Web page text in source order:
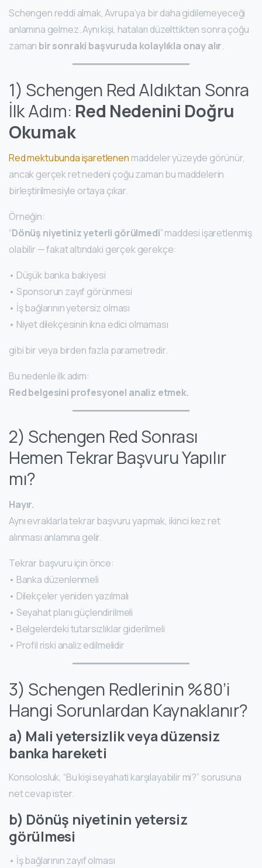
Schengen reddi almak, Avrupa’ya bir daha gidilemeyeceği
anlamına gelmez. Aynı kişi, hataları düzelttikten sonra çoğu
zaman bir sonraki başvuruda kolaylıkla onay alır.
1) Schengen Red Aldıktan Sonra
İlk Adım: Red Nedenini Doğru
Okumak
Red mektubunda işaretlenen maddeler yüzeyde görünür,
ancak gerçek ret nedeni çoğu zaman bu maddelerin
birleştirilmesiyle ortaya çıkar.
Örneğin:
“Dönüş niyetiniz yeterli görülmedi” maddesi işaretlenmiş
olabilir — fakat altındaki gerçek gerekçe:
• Düşük banka bakiyesi
• Sponsorun zayıf görünmesi
• İş bağlarının yetersiz olması
• Niyet dilekçesinin ikna edici olmaması
gibi bir veya birden fazla parametredir.
Bu nedenle ilk adım:
Red belgesini profesyonel analiz etmek.
2) Schengen Red Sonrası
Hemen Tekrar Başvuru Yapılır
mı?
Hayır.
Aynı evraklarla tekrar başvuru yapmak, ikinci kez ret
alınması anlamına gelir.
Tekrar başvuru için önce:
• Banka düzenlenmeli
• Dilekçeler yeniden yazılmalı
• Seyahat planı güçlendirilmeli
• Belgelerdeki tutarsızlıklar giderilmeli
• Profil riski analiz edilmelidir
3) Schengen Redlerinin %80’i
Hangi Sorunlardan Kaynaklanır?
a) Mali yetersizlik veya düzensiz
banka hareketi
Konsolosluk, “Bu kişi seyahati karşılayabilir mi?” sorusuna
net cevap ister.
b) Dönüş niyetinin yetersiz
görülmesi
• İş bağlarının zayıf olması